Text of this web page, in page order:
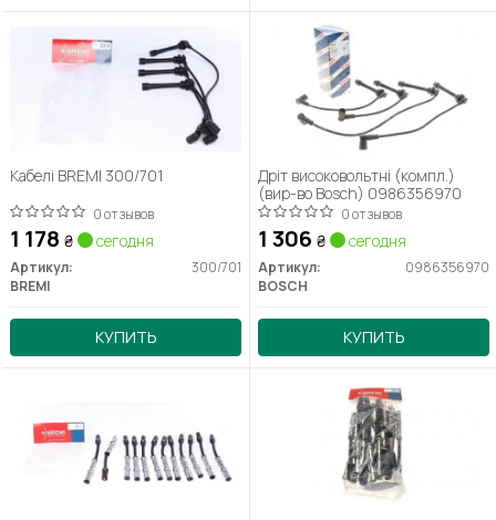
Кабелі BREMI 300/701
0 отзывов
1 178 ₴ сегодня
Артикул:
300/701
BREMI
КУПИТЬ
Дріт високовольтні (компл.)
(вир-во Bosch) 0986356970
0 отзывов
1 306 ₴ сегодня
Артикул:
0986356970
BOSCH
КУПИТЬ